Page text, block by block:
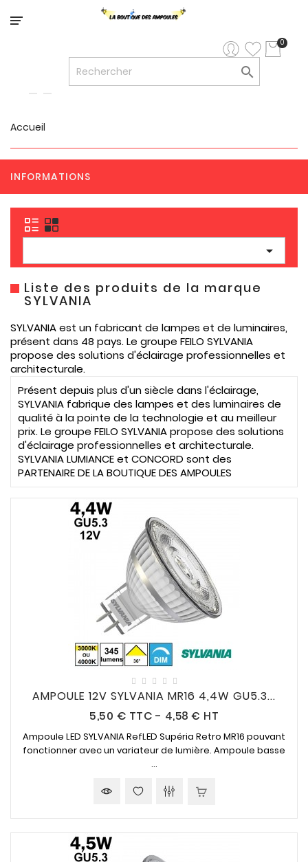
Catégorie
0

Accueil
INFORMATIONS

Liste des produits de la marque
SYLVANIA
SYLVANIA est un fabricant de lampes et de luminaires,
présent dans 48 pays. Le groupe FEILO SYLVANIA
propose des solutions d'éclairage professionnelles et
architecturale.
Présent depuis plus d'un siècle dans l'éclairage,
SYLVANIA fabrique des lampes et des luminaires de
qualité à la pointe de la technologie et au meilleur
prix. Le groupe FEILO SYLVANIA propose des solutions
d'éclairage professionnelles et architecturale.
SYLVANIA LUMIANCE et CONCORD sont des
PARTENAIRE DE LA BOUTIQUE DES AMPOULES
AMPOULE 12V SYLVANIA MR16 4,4W GU5.3...
5,50 € Prix
TTC - 4,58 € HT
Ampoule LED SYLVANIA RefLED Supéria Retro MR16 pouvant
fonctionner avec un variateur de lumière. Ampoule basse
...